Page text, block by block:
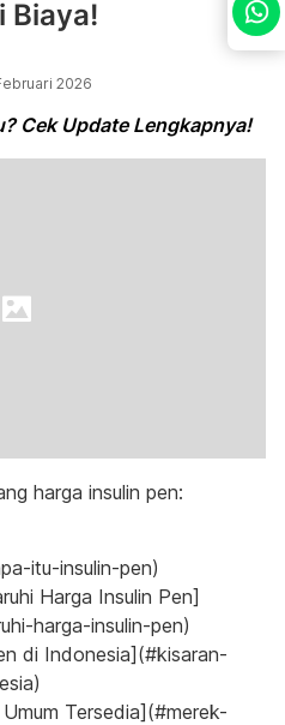
Biaya!
2026
Cek Update Lengkapnya!
harga insulin pen:
itu-insulin-pen)
Harga Insulin Pen]
harga-insulin-pen)
di Indonesia](#kisaran-
Tersedia](#merek-